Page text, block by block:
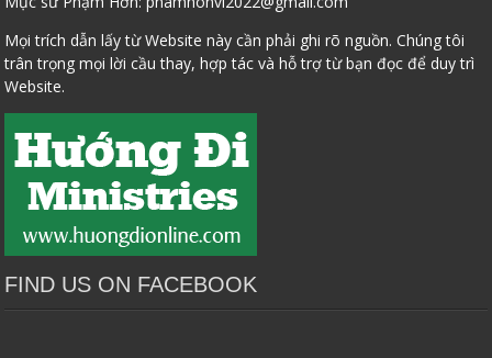
Mọi trích dẫn lấy từ Website này cần phải ghi rõ nguồn. Chúng tôi
trân trọng mọi lời cầu thay, hợp tác và hỗ trợ từ bạn đọc để duy trì
Website.
FIND US ON FACEBOOK